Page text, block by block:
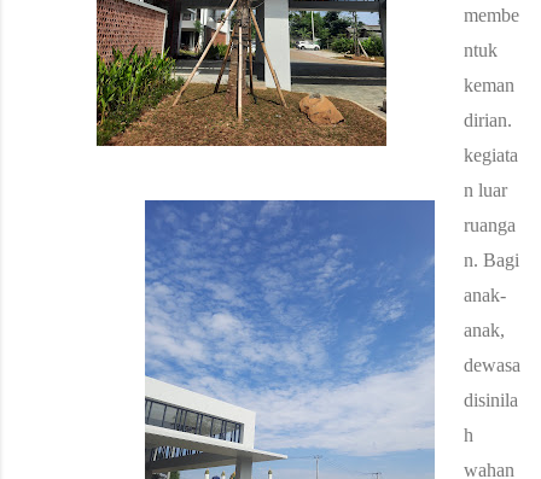
membe
ntuk
keman
dirian.
kegiata
n luar
ruanga
n. Bagi
anak-
anak,
dewasa
disinila
h
wahan